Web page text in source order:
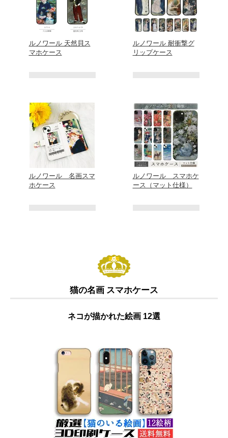
ルノワール 天然貝ス
マホケース
ルノワール 耐衝撃グ
リップケース
ルノワール 名画スマ
ホケース
ルノワール スマホケ
ース（マット仕様）
猫の名画 スマホケース
ネコが描かれた絵画 12選